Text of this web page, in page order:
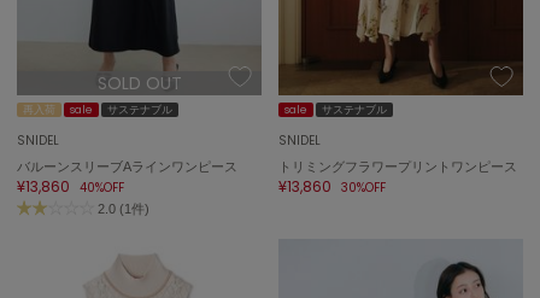
SOLD OUT
再入荷 sale サステナブル
SNIDEL
バルーンスリーブAラインワンピース
¥13,860 40%OFF
2.0 (1件)
sale サステナブル
SNIDEL
トリミングフラワープリントワンピース
¥13,860 30%OFF